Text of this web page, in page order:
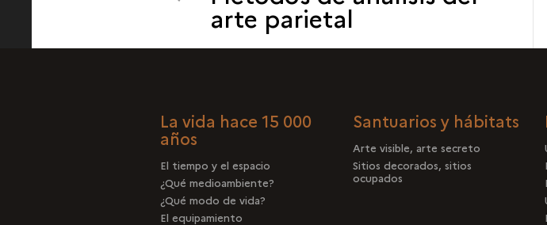
CONSERVACIÓN,
VALORIZACIÓN
arte parietal
La vida hace 15 000
años
El tiempo y el espacio
¿Qué medioambiente?
¿Qué modo de vida?
El equipamiento
Santuarios y hábitats
Arte visible, arte secreto
Sitios decorados, sitios
ocupados